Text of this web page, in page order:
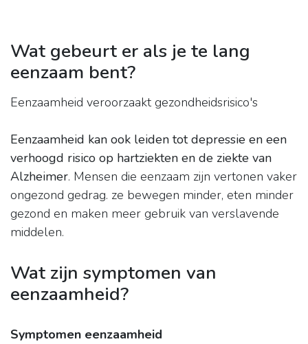
Wat gebeurt er als je te lang
eenzaam bent?
Eenzaamheid veroorzaakt gezondheidsrisico's
Eenzaamheid kan ook leiden tot depressie en een
verhoogd risico op hartziekten en de ziekte van
Alzheimer. Mensen die eenzaam zijn vertonen vaker
ongezond gedrag. ze bewegen minder, eten minder
gezond en maken meer gebruik van verslavende
middelen.
Wat zijn symptomen van
eenzaamheid?
Symptomen eenzaamheid